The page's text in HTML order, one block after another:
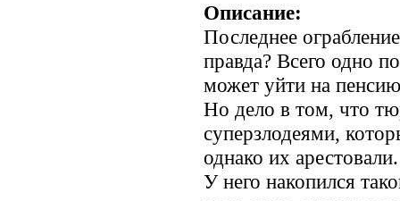
Описание:
Последнее
правда? Всего одно
может уйти на
Но дело в том, что
суперзлодеями,
однако их
У него накопился